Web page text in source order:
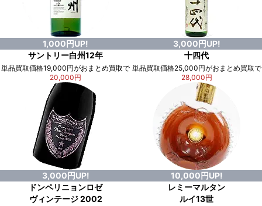
1,000円UP!
サントリー白州12年
単品買取価格19,000円がおまとめ買取で
20,000円
3,000円UP!
十四代
単品買取価格25,000円がおまとめ買取で
28,000円
3,000円UP!
ドンペリニョンロゼ
ヴィンテージ 2002
10,000円UP!
レミーマルタン
ルイ13世